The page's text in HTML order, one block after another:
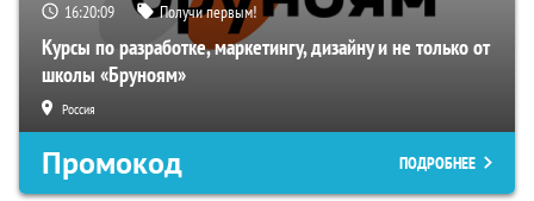
16:20:09 Получи первым!
Курсы по разработке, маркетингу, дизайну и не только от
школы «Бруноям»
Россия
Промокод ПОДРОБНЕЕ